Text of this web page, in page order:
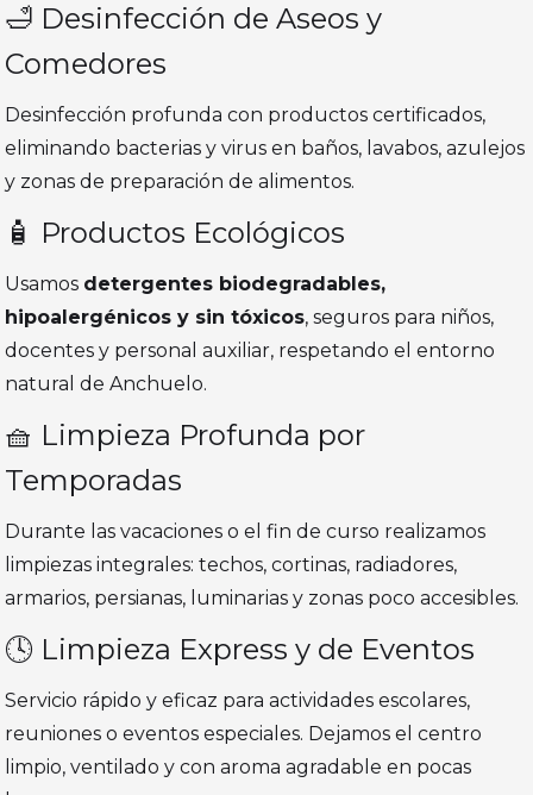
🛁 Desinfección de Aseos y
Comedores
Desinfección profunda con productos certificados,
eliminando bacterias y virus en baños, lavabos, azulejos
y zonas de preparación de alimentos.
🧴 Productos Ecológicos
Usamos detergentes biodegradables,
hipoalergénicos y sin tóxicos, seguros para niños,
docentes y personal auxiliar, respetando el entorno
natural de Anchuelo.
🧺 Limpieza Profunda por
Temporadas
Durante las vacaciones o el fin de curso realizamos
limpiezas integrales: techos, cortinas, radiadores,
armarios, persianas, luminarias y zonas poco accesibles.
🕓 Limpieza Express y de Eventos
Servicio rápido y eficaz para actividades escolares,
reuniones o eventos especiales. Dejamos el centro
limpio, ventilado y con aroma agradable en pocas